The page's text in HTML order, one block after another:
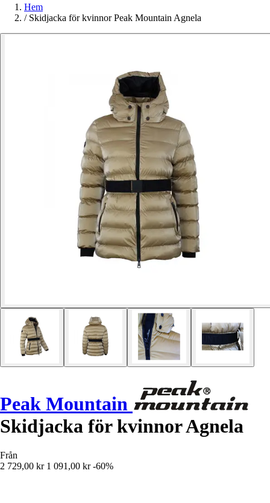
Hem
/ Skidjacka för kvinnor Peak Mountain Agnela
Peak Mountain
Skidjacka för kvinnor Agnela
Från
2 729,00 kr 1 091,00 kr -60%